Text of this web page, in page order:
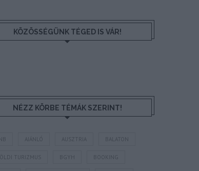
KÖZÖSSÉGÜNK TÉGED IS VÁR!
NÉZZ KÖRBE TÉMÁK SZERINT!
AJÁNLÓ AUSZTRIA BALATON
TURIZMUS BGYH BOOKING